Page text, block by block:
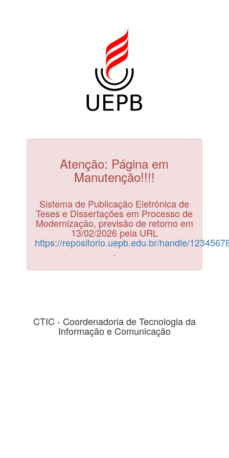
Atenção: Página em
Manutenção!!!!
Sistema de Publicação Eletrônica de
Teses e Dissertações em Processo de
Modernização, previsão de retorno em
13/02/2026 pela URL
https://repositorio.uepb.edu.br/handle/
.
CTIC - Coordenadoria de Tecnologia da
Informação e Comunicação